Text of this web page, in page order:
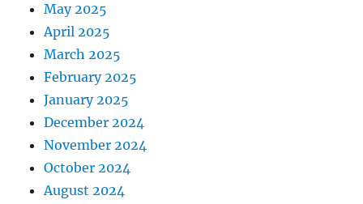
May 2025
April 2025
March 2025
February 2025
January 2025
December 2024
November 2024
October 2024
August 2024